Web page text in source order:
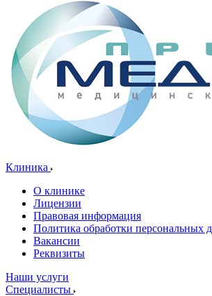
Клиника
О клинике
Лицензии
Правовая информация
Политика обработки персональных
Вакансии
Реквизиты
Наши услуги
Специалисты